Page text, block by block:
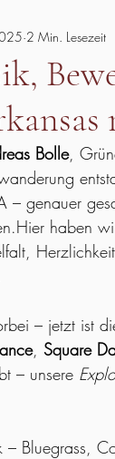
2 Min. Lesezeit
Bolle,
– genauer
haben
– jetzt ist
, Square
– unsere
– Bluegrass,